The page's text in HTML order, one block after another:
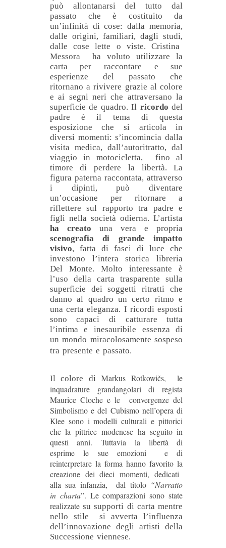
può allontanarsi del tutto dal
passato che è costituito da
un’infinità di cose: dalla memoria,
dalle origini, familiari, dagli studi,
dalle cose lette o viste. Cristina
Messora ha voluto utilizzare la
carta per raccontare e sue
esperienze del passato che
ritornano a rivivere grazie al colore
e ai segni neri che attraversano la
superficie de quadro.Il ricordodel
padre è il tema di questa
esposizione che si articola in
diversi momenti: s’incomincia dalla
visita medica, dall’autoritratto, dal
viaggio in motocicletta, fino al
timore di perdere la libertà. La
figura paterna raccontata, attraverso
i dipinti, può diventare
un’occasione per ritornare a
riflettere sul rapporto tra padre e
figli nella società odierna. L’artista
ha creato una vera e propria
scenografia di grande impatto
visivo, fatta di fasci di luce che
investono l’intera storica libreria
Del Monte. Molto interessante è
l’uso della carta trasparente sulla
superficie dei soggetti ritratti che
danno al quadro un certo ritmo e
una certa eleganza. I ricordi esposti
sono capaci di catturare tutta
l’intima e inesauribile essenza di
un mondo miracolosamente sospeso
tra presente e passato.
Il colore di Markus Rotkowičs, le
inquadrature grandangolari di regista
Maurice Cloche e le convergenze del
Simbolismo e del Cubismo nell’opera di
Klee sono i modelli culturali e pittorici
che la pittrice modenese ha seguito in
questi anni. Tuttavia la libertà di
esprime le sue emozioni e di
reinterpretare la forma hanno favorito la
creazione dei dieci momenti, dedicati
alla sua infanzia, dal titolo “Narratio
in charta”. Le comparazioni sono state
realizzate su supporti di carta mentre
nello stile si avverta l’influenza
dell’innovazione degli artisti della
Successione viennese.